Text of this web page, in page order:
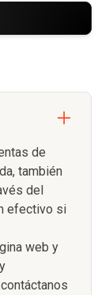
de
también
del
efectivo si
web y